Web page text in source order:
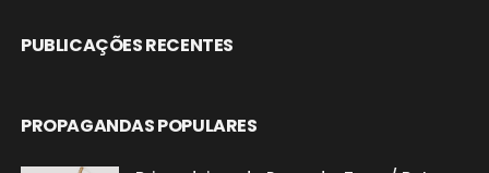
PUBLICAÇÕES RECENTES
PROPAGANDAS POPULARES